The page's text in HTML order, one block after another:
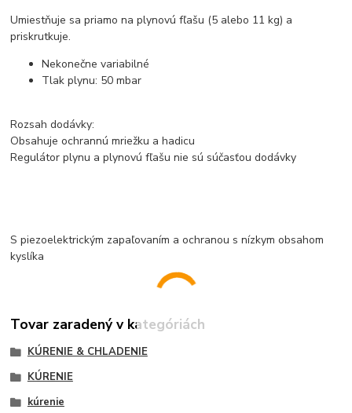
Umiestňuje sa priamo na plynovú fľašu (5 alebo 11 kg) a
priskrutkuje.
Nekonečne variabilné
Tlak plynu: 50 mbar
Rozsah dodávky:
Obsahuje ochrannú mriežku a hadicu
Regulátor plynu a plynovú fľašu nie sú súčasťou dodávky
S piezoelektrickým zapaľovaním a ochranou s nízkym obsahom
kyslíka
Tovar zaradený v kategóriách
KÚRENIE & CHLADENIE
KÚRENIE
kúrenie